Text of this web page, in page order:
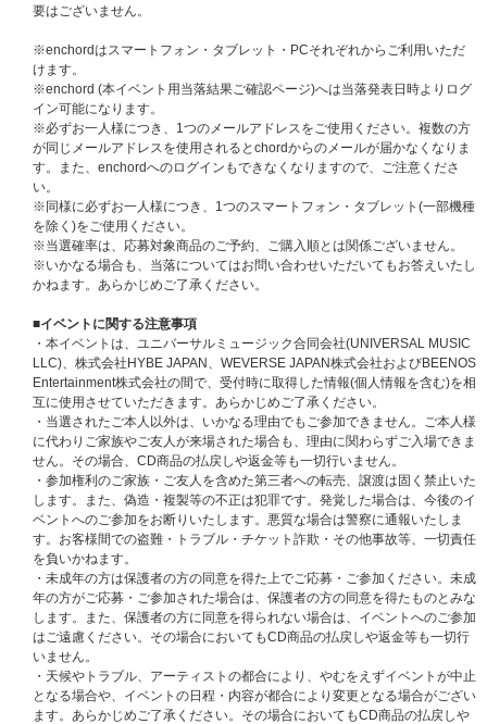
■応募方法/注意事項
態セットのいずれか1枚または1セットご予約(ご決済完了)と同時に自動エン
トリーになり、お客様からの応募作業は必要ございません。当イベントへの
ご応募を希望されるお客様は、必ず「メンバー個別サイン会応募商品」を選
択してご購入ください。
※CD1枚のご購入で1回のご応募になり、購入回数、応募回数の制限はござ
いません。お一人様何回でもご購入、ご応募いただけます。
※セット商品をご購入の場合は枚数分に応じた応募口数になります。(2形態
セット購入で2口、7形態セット購入で7口)
※「メンバー個別サイン会応募商品」も各ストア特典の対象になります。
※お支払方法は、クレジットカード、携帯キャリア決済（auかんたん決済
／au WALLET、ソフトバンクまとめて支払い・ワイモバイルまとめて支払
い、d払い）のみとなります。
合、予約注文時に決済サービスの提供事業者に対し与信照会を行いますが、
予約注文時点から商品の発売日まで一定以上の期間があるとき、ご注文商品
の出荷時よりも前に再度与信照会を行う場合がございます。
※再与信照会でエラーとなった場合、当社より他のお支払い方法をご案内さ
せていただく場合がございますが、このとき変更後のお支払い方法で必要と
なる手数料はお客様のご負担となります。また、支払い方法の変更および手
数料の発生を理由とした注文のキャンセルは承りかねます。あらかじめご了
承ください。
イベント詳細、応募方法、注意事項（必ずご確認ください）
初回プレス分封入特典：シリアルナンバー入り応募抽選券
※全形態共通
※応募方法、応募期間その他詳細は追ってご案内いたします。
※初回プレス分のみの封入特典となります。初回分終了後も商品ページの表
記の変更はございません。ご了承ください。
要はございません。
※enchordはスマートフォン・タブレット・PCそれぞれからご利用いただ
けます。
※enchord (本イベント用当落結果ご確認ページ)へは当落発表日時よりログ
イン可能になります。
※必ずお一人様につき、1つのメールアドレスをご使用ください。複数の方
が同じメールアドレスを使用されるとchordからのメールが届かなくなりま
す。また、enchordへのログインもできなくなりますので、ご注意くださ
い。
※同様に必ずお一人様につき、1つのスマートフォン・タブレット(一部機種
を除く)をご使用ください。
※当選確率は、応募対象商品のご予約、ご購入順とは関係ございません。
※いかなる場合も、当落についてはお問い合わせいただいてもお答えいたし
かねます。あらかじめご了承ください。
■イベントに関する注意事項
・本イベントは、ユニバーサルミュージック合同会社(UNIVERSAL MUSIC
LLC)、株式会社HYBE JAPAN、WEVERSE JAPAN株式会社およびBEENOS
Entertainment株式会社の間で、受付時に取得した情報(個人情報を含む)を相
互に使用させていただきます。あらかじめご了承ください。
・当選されたご本人以外は、いかなる理由でもご参加できません。ご本人様
に代わりご家族やご友人が来場された場合も、理由に関わらずご入場できま
せん。その場合、CD商品の払戻しや返金等も一切行いません。
・参加権利のご家族・ご友人を含めた第三者への転売、譲渡は固く禁止いた
します。また、偽造・複製等の不正は犯罪です。発覚した場合は、今後のイ
ベントへのご参加をお断りいたします。悪質な場合は警察に通報いたしま
す。お客様間での盗難・トラブル・チケット詐欺・その他事故等、一切責任
を負いかねます。
・未成年の方は保護者の方の同意を得た上でご応募・ご参加ください。未成
年の方がご応募・ご参加された場合は、保護者の方の同意を得たものとみな
します。また、保護者の方に同意を得られない場合は、イベントへのご参加
はご遠慮ください。その場合においてもCD商品の払戻しや返金等も一切行
いません。
・天候やトラブル、アーティストの都合により、やむをえずイベントが中止
となる場合や、イベントの日程・内容が都合により変更となる場合がござい
ます。あらかじめご了承ください。その場合においてもCD商品の払戻しや